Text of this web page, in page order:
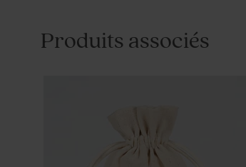
Produits associés